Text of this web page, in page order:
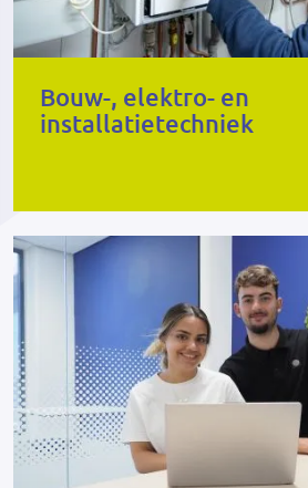
Bouw-, elektro- en
installatietechniek